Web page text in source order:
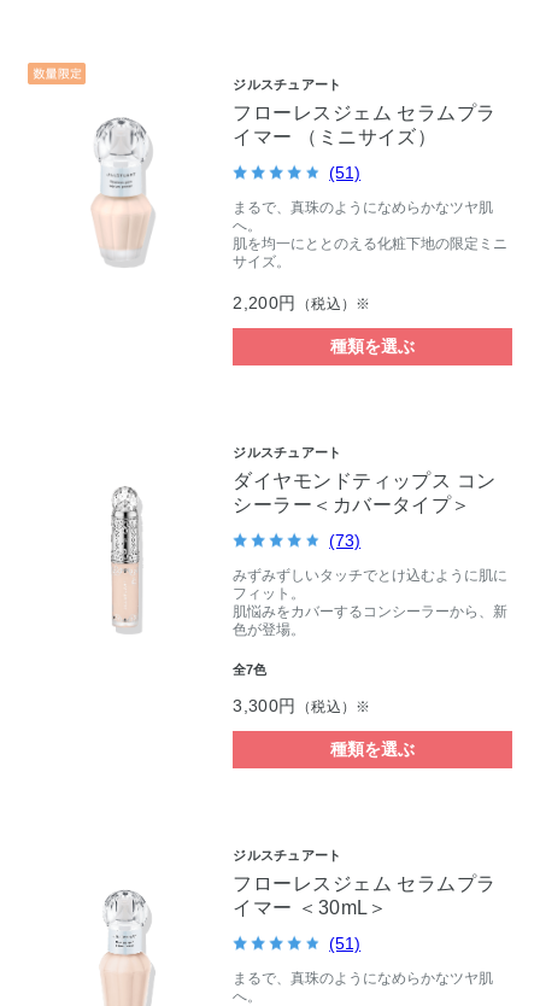
ジルスチュアート
フローレスジェム セラムプラ
イマー （ミニサイズ）
(51)
まるで、真珠のようになめらかなツヤ肌
へ。
肌を均一にととのえる化粧下地の限定ミニ
サイズ。
2,200円 （税込）※
種類を選ぶ
ジルスチュアート
ダイヤモンドティップス コン
シーラー＜カバータイプ＞
(73)
みずみずしいタッチでとけ込むように肌に
フィット。
肌悩みをカバーするコンシーラーから、新
色が登場。
全7色
3,300円 （税込）※
種類を選ぶ
ジルスチュアート
フローレスジェム セラムプラ
イマー ＜30mL＞
(51)
まるで、真珠のようになめらかなツヤ肌
へ。